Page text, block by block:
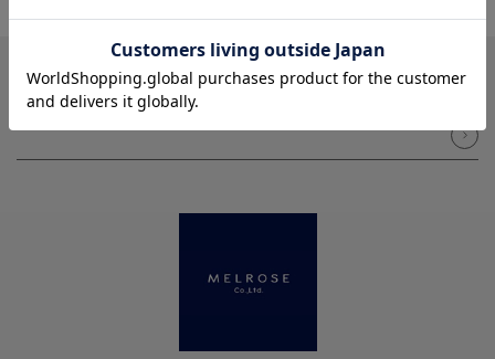
NEWSLETTER メルマガ登録